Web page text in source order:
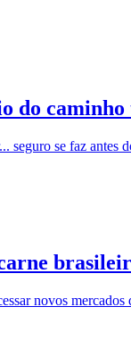
do
seguro se faz antes
novos